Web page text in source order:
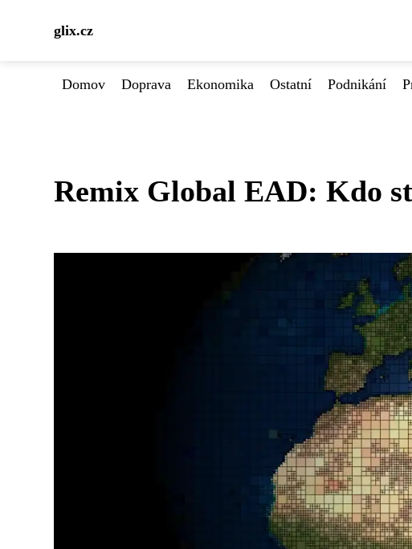
glix.cz
Domov Doprava Ekonomika Ostatní Podnikání
Remix Global EAD: Kdo